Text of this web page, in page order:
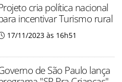
cria política nacional
incentivar Turismo rural
17/11/2023 às 16h51
de São Paulo lança